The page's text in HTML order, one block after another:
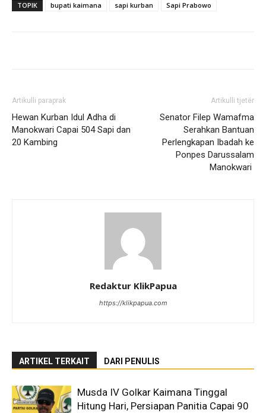
TOPIK bupati kaimana sapi kurban Sapi Prabowo
Artikulli paraprak
Hewan Kurban Idul Adha di
Manokwari Capai 504 Sapi dan
20 Kambing
Artikulli tjetër
Senator Filep Wamafma
Serahkan Bantuan
Perlengkapan Ibadah ke
Ponpes Darussalam
Manokwari
Redaktur KlikPapua
https://klikpapua.com
ARTIKEL TERKAIT DARI PENULIS
Musda IV Golkar Kaimana Tinggal
Hitung Hari, Persiapan Panitia Capai 90